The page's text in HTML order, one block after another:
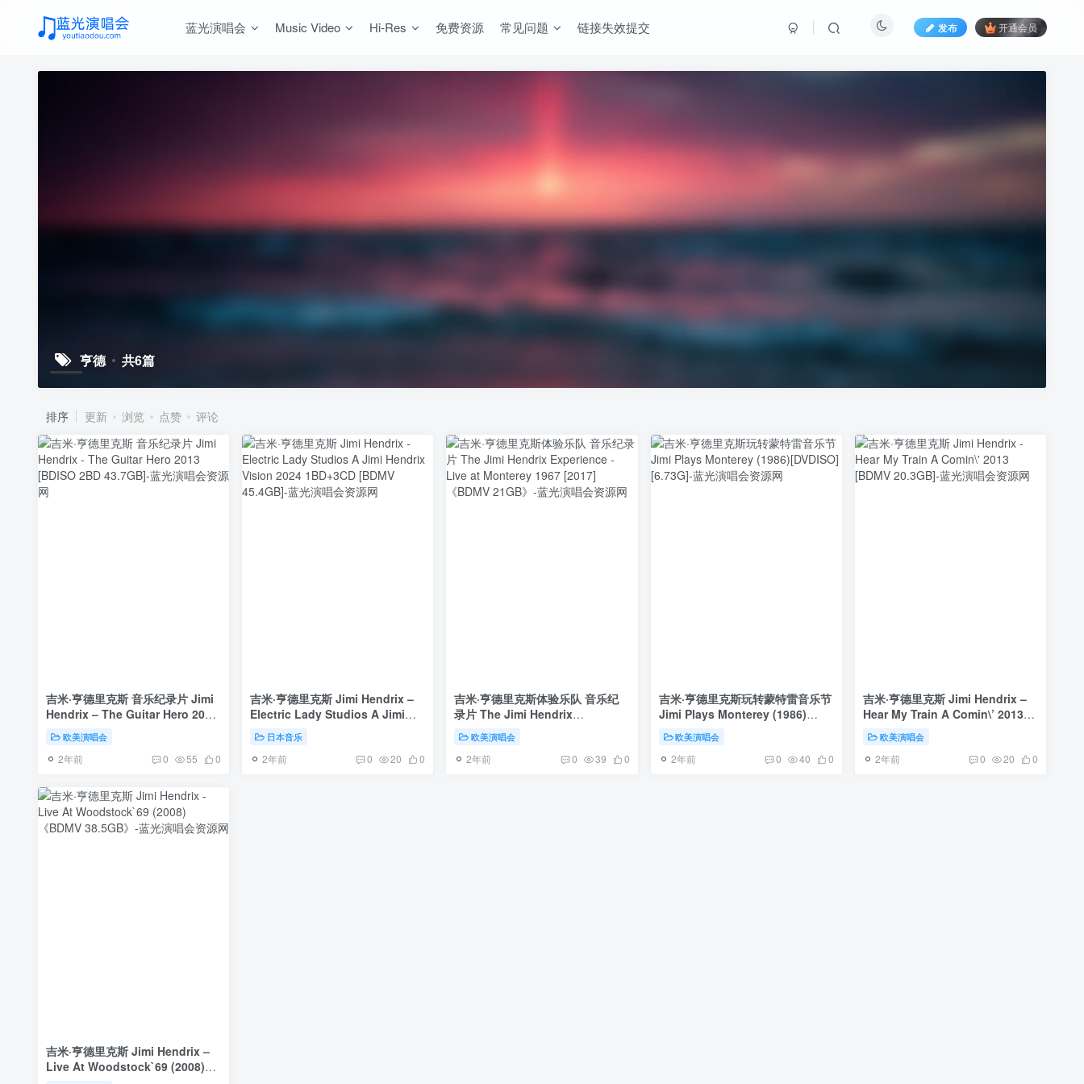
蓝光演唱会 Music Video Hi-Res 免费资源 常见问题 链接失效提交 发布 开通会员
亨德 共6篇
排序 更新 浏览 点赞 评论
吉米·亨德里克斯 音乐纪录片 Jimi
Hendrix – The Guitar Hero 2013
[BDISO 2BD 43.7GB]
欧美演唱会
2年前 0 55 0
吉米·亨德里克斯 Jimi Hendrix –
Electric Lady Studios A Jimi
Hendrix Vision 2024 1BD+3CD
[BDMV 45.4GB]
日本音乐
2年前 0 20 0
吉米·亨德里克斯体验乐队 音乐纪
录片 The Jimi Hendrix
Experience – Live at Monterey
1967 [2017]《BDMV 21GB》
欧美演唱会
2年前 0 39 0
吉米·亨德里克斯玩转蒙特雷音乐节
Jimi Plays Monterey (1986)
[DVDISO][6.73G]
欧美演唱会
2年前 0 40 0
吉米·亨德里克斯 Jimi Hendrix –
Hear My Train A Comin\’ 2013
[BDMV 20.3GB]
欧美演唱会
2年前 0 20 0
吉米·亨德里克斯 Jimi Hendrix –
Live At Woodstock`69 (2008)